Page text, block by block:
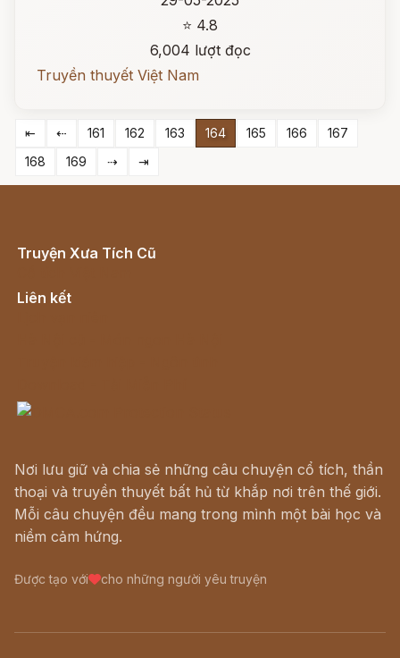
⭐ 4.8
6,004 lượt đọc
Truyền thuyết Việt Nam
⇤ ⇠ 161 162 163 164 165 166
167
168
169 ⇢ ⇥
Truyện Xưa Tích Cũ
Liên kết
Nơi lưu giữ và chia sẻ những câu chuyện cổ tích, thần
thoại và truyền thuyết bất hủ từ khắp nơi trên thế giới.
Mỗi câu chuyện đều mang trong mình một bài học và
niềm cảm hứng.
Được tạo với cho những người yêu truyện